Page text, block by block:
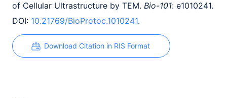
of Cellular Ultrastructure by TEM. Bio-101: e1010241.
DOI: 10.21769/BioProtoc.1010241.
Download Citation in RIS Format